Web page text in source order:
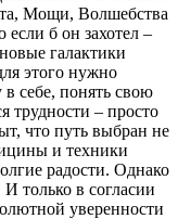
Мощи, Волшебства
если б он захотел –
галактики
этого нужно
в себе, понять свою
трудности – просто
что путь выбран не
и техники
радости. Однако
только в согласии
уверенности